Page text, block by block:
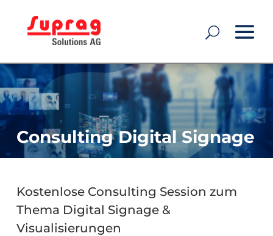
Consulting Digital Signage
Kostenlose Consulting Session zum
Thema Digital Signage &
Visualisierungen